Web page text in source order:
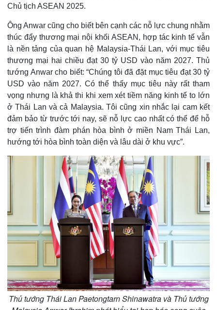
i
n
m
e
Chủ tịch ASEAN 2025.
Ông Anwar cũng cho biết bên cạnh các nỗ lực chung nhằm
thúc đẩy thương mại nội khối ASEAN, hợp tác kinh tế vẫn
là nền tảng của quan hệ Malaysia-Thái Lan, với mục tiêu
thương mại hai chiều đạt 30 tỷ USD vào năm 2027. Thủ
tướng Anwar cho biết: “Chúng tôi đã đặt mục tiêu đạt 30 tỷ
USD vào năm 2027. Có thể thấy mục tiêu này rất tham
vọng nhưng là khả thi khi xem xét tiềm năng kinh tế to lớn
ở Thái Lan và cả Malaysia. Tôi cũng xin nhắc lại cam kết
đảm bảo từ trước tới nay, sẽ nỗ lực cao nhất có thể để hỗ
trợ tiến trình đàm phán hòa bình ở miền Nam Thái Lan,
hướng tới hòa bình toàn diện và lâu dài ở khu vực”.
Thủ tướng Thái Lan Paetongtarn Shinawatra và Thủ tướng